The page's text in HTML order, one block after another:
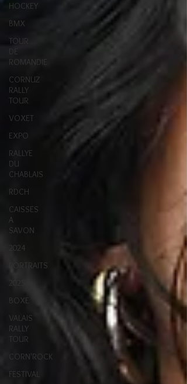
HOCKEY
BMX
TOUR
DE
ROMANDIE
CORNUZ
RALLY
TOUR
VOXET
EXPO
RALLYE
DU
CHABLAIS
RDCH
CAISSES
A
SAVON
2024
PORTRAITS
BOXE
VALAIS
RALLY
TOUR
CORN'ROCK
FESTIVAL